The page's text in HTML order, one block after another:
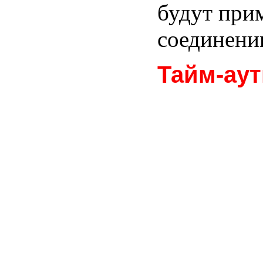
будут
Тайм-